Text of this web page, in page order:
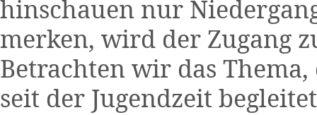
hinschauen nur
merken, wird der Zugang
Betrachten wir das Thema,
seit der Jugendzeit